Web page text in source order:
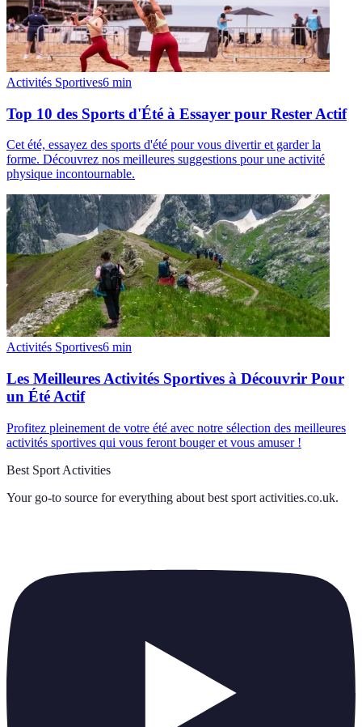
Activités Sportives6 min
Top 10 des Sports d'Été à Essayer pour Rester Actif
Cet été, essayez des sports d'été pour vous divertir et garder la
forme. Découvrez nos meilleures suggestions pour une activité
physique incontournable.
Activités Sportives6 min
Les Meilleures Activités Sportives à Découvrir Pour
un Été Actif
Profitez pleinement de votre été avec notre sélection des meilleures
activités sportives qui vous feront bouger et vous amuser !
Best Sport Activities
Your go-to source for everything about best sport activities.co.uk.